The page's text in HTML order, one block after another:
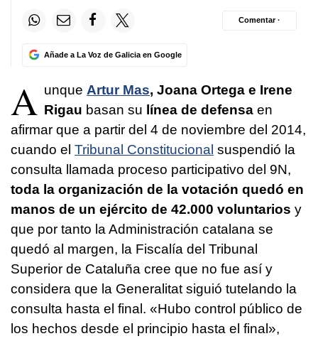
Añade a La Voz de Galicia en Google
Comentar ·
A unque Artur Mas, Joana Ortega e Irene
Rigau basan su línea de defensa en
afirmar que a partir del 4 de noviembre del 2014,
cuando el Tribunal Constitucional suspendió la
consulta llamada proceso participativo del 9N,
toda la organización de la votación quedó en
manos de un ejército de 42.000 voluntarios y
que por tanto la Administración catalana se
quedó al margen, la Fiscalía del Tribunal
Superior de Cataluña cree que no fue así y
considera que la Generalitat siguió tutelando la
consulta hasta el final. «Hubo control público de
los hechos desde el principio hasta el final»,